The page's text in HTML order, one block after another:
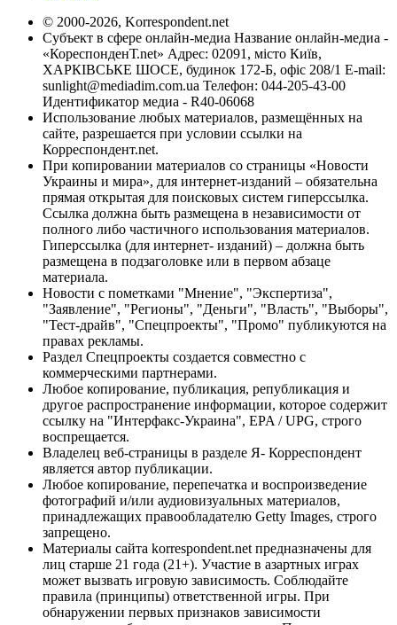
© 2000-2026, Korrespondent.net
Субъект в сфере онлайн-медиа Название онлайн-медиа -
«КореспонденТ.net» Адрес: 02091, місто Київ,
ХАРКІВСЬКЕ ШОСЕ, будинок 172-Б, офіс 208/1 E-mail:
sunlight@mediadim.com.ua Телефон: 044-205-43-00
Идентификатор медиа - R40-06068
Использование любых материалов, размещённых на
сайте, разрешается при условии ссылки на
Корреспондент.net.
При копировании материалов со страницы «Новости
Украины и мира», для интернет-изданий – обязательна
прямая открытая для поисковых систем гиперссылка.
Ссылка должна быть размещена в независимости от
полного либо частичного использования материалов.
Гиперссылка (для интернет- изданий) – должна быть
размещена в подзаголовке или в первом абзаце
материала.
Новости с пометками "Мнение", "Экспертиза",
"Заявление", "Регионы", "Деньги", "Власть", "Выборы",
"Тест-драйв", "Спецпроекты", "Промо" публикуются на
правах рекламы.
Раздел Спецпроекты создается совместно с
коммерческими партнерами.
Любое копирование, публикация, републикация и
другое распространение информации, которое содержит
ссылку на "Интерфакс-Украина", EPA / UPG, строго
воспрещается.
Владелец веб-страницы в разделе Я- Корреспондент
является автор публикации.
Любое копирование, перепечатка и воспроизведение
фотографий и/или аудиовизуальных материалов,
принадлежащих правообладателю Getty Images, строго
запрещено.
Материалы сайта korrespondent.net предназначены для
лиц старше 21 года (21+). Участие в азартных играх
может вызвать игровую зависимость. Соблюдайте
правила (принципы) ответственной игры. При
обнаружении первых признаков зависимости